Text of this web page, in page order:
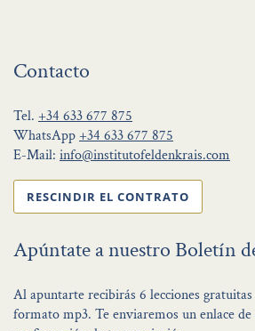
Contacto
Tel. +34 633 677 875
WhatsApp +34 633 677 875
E-Mail: info@institutofeldenkrais.com
RESCINDIR EL CONTRATO
Apúntate a nuestro Boletín
Al apuntarte recibirás 6 lecciones
formato mp3. Te enviaremos un enlace de